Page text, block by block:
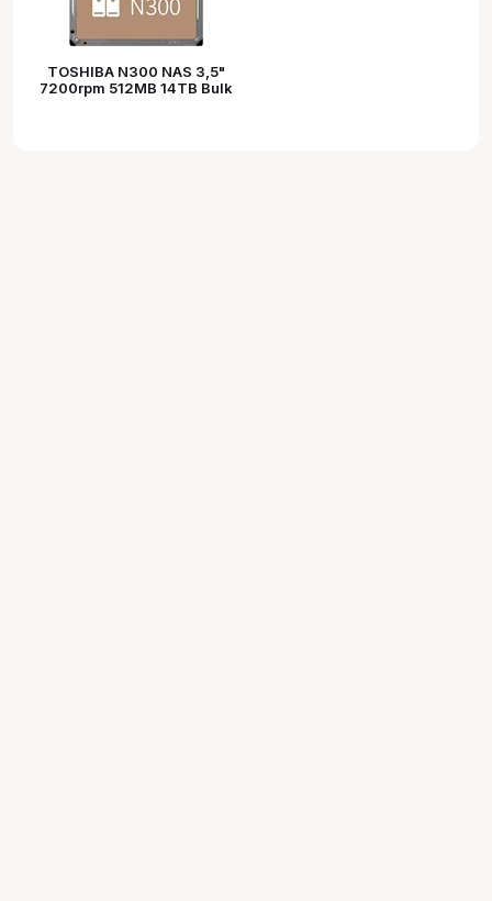
TOSHIBA N300 NAS 3,5"
7200rpm 512MB 14TB Bulk